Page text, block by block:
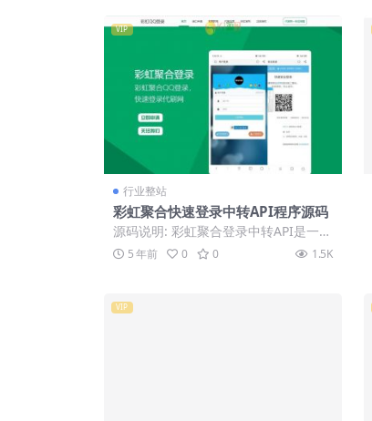
VIP
行业整站
彩虹聚合快速登录中转API程序源码
源码说明: 彩虹聚合登录中转API是一个
可以实现中转QQ、微信、支付宝、微
博、百...
5 年前 0 0 1.5K
VIP